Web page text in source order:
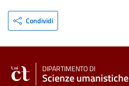
Condividi
DIPARTIMENTO DI
Scienze umanistiche